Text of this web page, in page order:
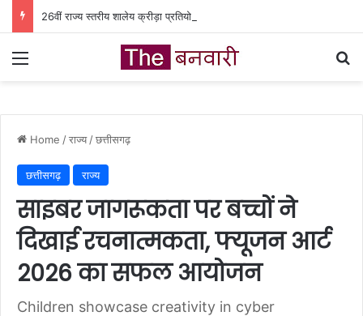
Menu
Home /राज्य /छत्तीसगढ़
छत्तीसगढ़ राज्य
साइबर जागरूकता पर बच्चों ने
दिखाई रचनात्मकता, फ्यूजन आर्ट
2026 का सफल आयोजन
Children showcase creativity in cyber